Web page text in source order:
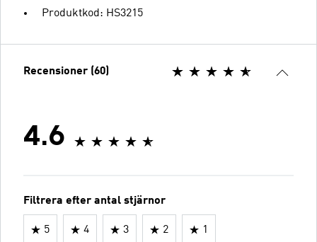
Produktkod: HS3215
Recensioner (60)
4.6
Filtrera efter antal stjärnor
5 4 3 2 1